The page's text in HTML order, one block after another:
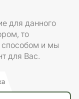
для данного
то
и мы
для Вас.